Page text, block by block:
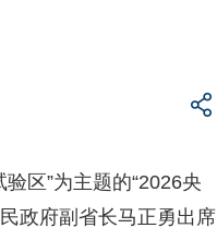
区”为主题的“2026央
政府副省长马正勇出席